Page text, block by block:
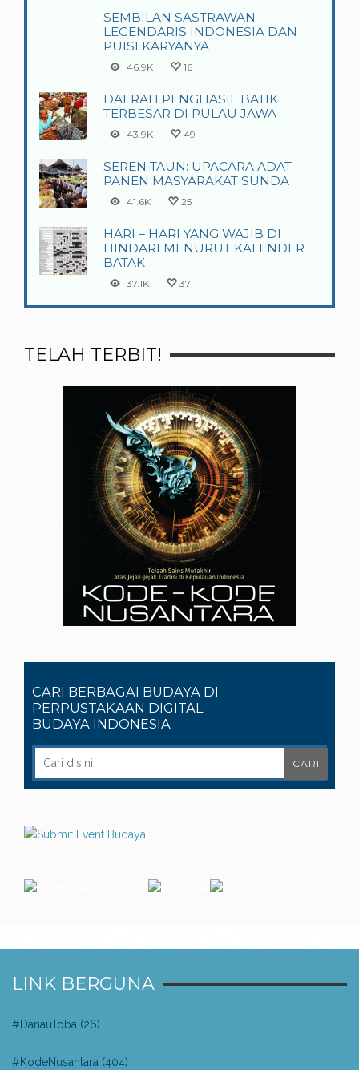
SEMBILAN SASTRAWAN
LEGENDARIS INDONESIA DAN
PUISI KARYANYA
46.9K 16
DAERAH PENGHASIL BATIK
TERBESAR DI PULAU JAWA
43.9K 49
SEREN TAUN: UPACARA ADAT
PANEN MASYARAKAT SUNDA
41.6K 25
HARI – HARI YANG WAJIB DI
HINDARI MENURUT KALENDER
BATAK
37.1K 37
TELAH TERBIT!
CARI BERBAGAI BUDAYA DI
PERPUSTAKAAN DIGITAL
BUDAYA INDONESIA
LINK BERGUNA
#DanauToba (26)
#KodeNusantara (404)